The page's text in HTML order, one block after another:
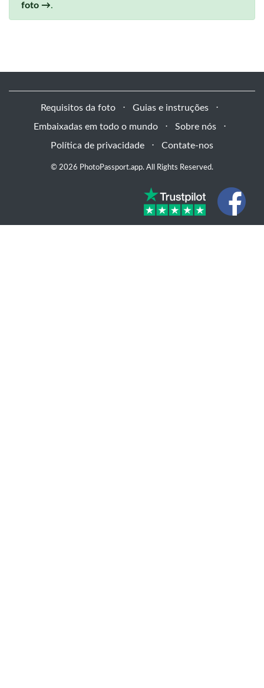
foto →.
Requisitos da foto ⋅ Guias e instruções
⋅
Embaixadas em todo o mundo
⋅ Sobre nós
⋅
Política de privacidade
⋅ Contate-nos
© 2026 PhotoPassport.app. All Rights Reserved.